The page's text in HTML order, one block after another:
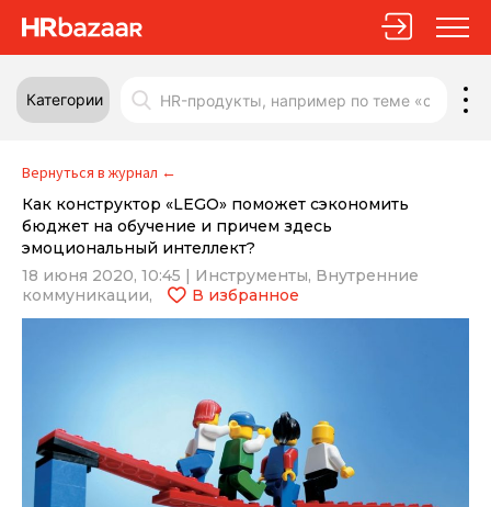
Категории
Вернуться в журнал ←
Как конструктор «LEGO» поможет сэкономить
бюджет на обучение и причем здесь
эмоциональный интеллект?
18 июня 2020, 10:45 | Инструменты, Внутренние
коммуникации,
В избранное